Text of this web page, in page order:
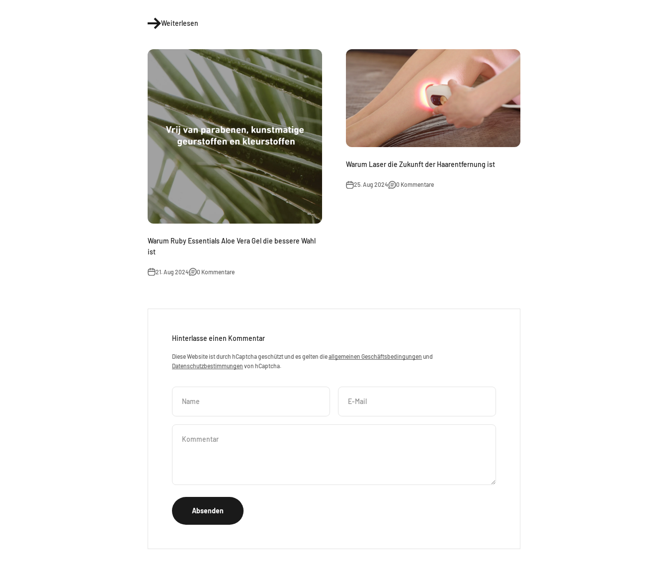
Weiterlesen
Warum Ruby Essentials Aloe Vera Gel die bessere Wahl
ist
21. Aug 2024 0 Kommentare
Warum Laser die Zukunft der Haarentfernung ist
25. Aug 2024 0 Kommentare
Hinterlasse einen Kommentar
Diese Website ist durch hCaptcha geschützt und es gelten dieallgemeinen Geschäftsbedingungen und
Datenschutzbestimmungen von hCaptcha.
Name E-Mail
Kommentar
Absenden